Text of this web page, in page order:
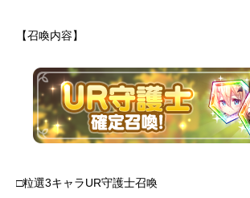
【召喚内容】
□粒選3キャラUR守護士召喚